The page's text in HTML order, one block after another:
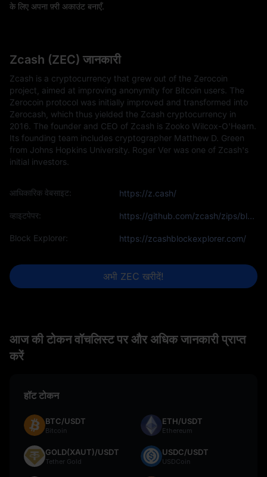
के लिए अपना फ़्री अकाउंट बनाएँ.
Zcash (ZEC) जानकारी
Zcash is a cryptocurrency that grew out of the Zerocoin
project, aimed at improving anonymity for Bitcoin users. The
Zerocoin protocol was initially improved and transformed into
Zerocash, which thus yielded the Zcash cryptocurrency in
2016. The founder and CEO of Zcash is Zooko Wilcox-O'Hearn.
Its founding team includes cryptographer Matthew D. Green
from Johns Hopkins University. Roger Ver was one of Zcash's
initial investors.
आधिकारिक वेबसाइट: https://z.cash/
व्हाइटपेपर: https://github.com/zcash/zips/blob/master/protocol/protocol.pdf
Block Explorer: https://zcashblockexplorer.com/
अभी ZEC खरीदें!
आज की टोकन वॉचलिस्ट पर और अधिक जानकारी प्राप्त
करें
हॉट टोकन
BTC/USDT
Bitcoin
ETH/USDT
Ethereum
GOLD(XAUT)/USDT
Tether Gold
USDC/USDT
USDCoin